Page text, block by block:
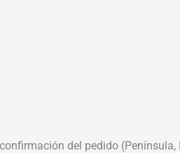
del pedido